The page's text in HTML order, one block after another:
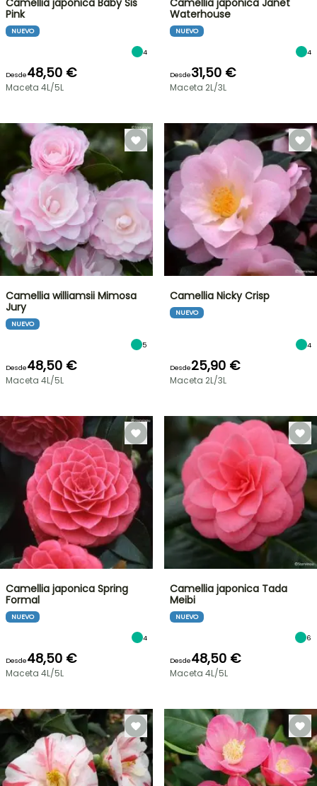
Camellia japonica Baby Sis
Pink
NUEVO
4
Desde48,50 €
Maceta 4L/5L
Camellia japonica Janet
Waterhouse
NUEVO
4
Desde31,50 €
Maceta 2L/3L
Camellia williamsii Mimosa
Jury
NUEVO
5
Desde48,50 €
Maceta 4L/5L
Camellia Nicky Crisp
NUEVO
4
Desde25,90 €
Maceta 2L/3L
Camellia japonica Spring
Formal
NUEVO
4
Desde48,50 €
Maceta 4L/5L
Camellia japonica Tada
Meibi
NUEVO
6
Desde48,50 €
Maceta 4L/5L